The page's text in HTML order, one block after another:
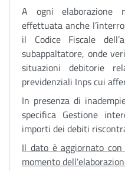
A ogni elaborazione
effettuata anche
il Codice Fiscale
subappaltatore, onde
situazioni debitorie
previdenziali Inps cui
In presenza di
specifica Gestione
importi dei debiti
Il dato è aggiornato
momento